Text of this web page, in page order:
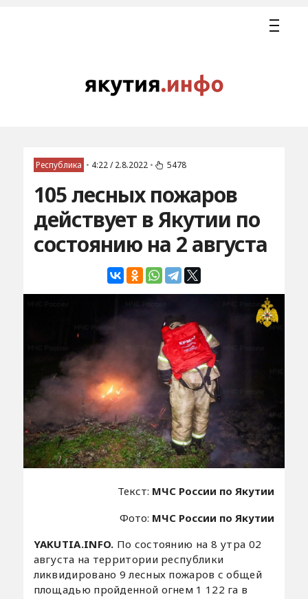
Республика • 4:22 / 2.8.2022 • 5478
105 лесных пожаров
действует в Якутии по
состоянию на 2 августа
Текст: МЧС России по Якутии
Фото: МЧС России по Якутии
YAKUTIA.INFO. По состоянию на 8 утра 02
августа на территории республики
ликвидировано 9 лесных пожаров с общей
площадью пройденной огнем 1 122 га в